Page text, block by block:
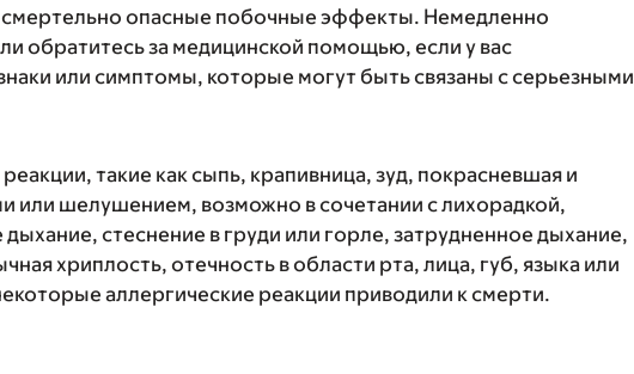
смертельно опасные побочные эффекты. Немедленно
обратитесь за медицинской помощью, если у вас
или симптомы, которые могут быть связаны с серьезными
такие как сыпь, крапивница, зуд, покрасневшая и
или шелушением, возможно в сочетании с лихорадкой,
стеснение в груди или горле, затрудненное дыхание,
хриплость, отечность в области рта, лица, губ, языка или
аллергические реакции приводили к смерти.